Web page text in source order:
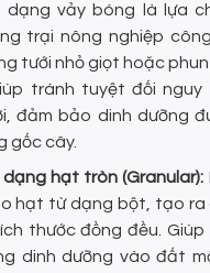
dạng vảy bóng là lựa
trại nông nghiệp
tưới nhỏ giọt hoặc
tránh tuyệt đối nguy
đảm bảo dinh dưỡng
gốc cây.
dạng hạt tròn (Granular):
hạt từ dạng bột, tạo ra
thước đồng đều.
dinh dưỡng vào đất